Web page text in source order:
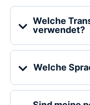
Welche
verwendet?
Welche